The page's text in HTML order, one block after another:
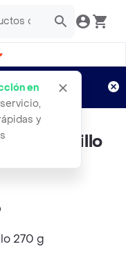
en
y
Aplican TyC
Bocadillo
270 g